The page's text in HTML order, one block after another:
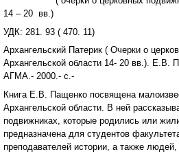
14 – 20 вв.)
УДК: 281. 93 ( 470. 11)
Архангельский Патерик ( Очерки о
Архангельской области 14- 20 вв.). Е.В.
АГМА.- 2000.- с.-
Книга Е.В. Пащенко посвящена
Архангельской области. В ней
подвижниках, которые родились или
предназначена для студентов
преподавателей истории, а также